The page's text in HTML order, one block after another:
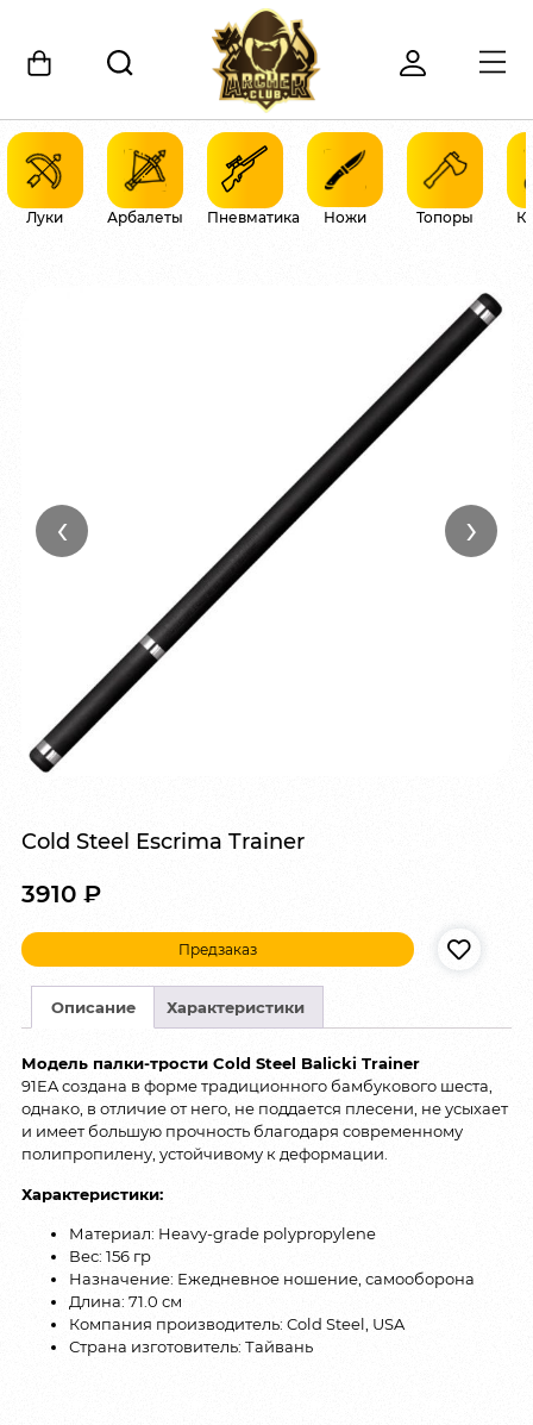
Луки Арбалеты Пневматика Ножи Топоры
‹ ›
Cold Steel Escrima Trainer
3910 ₽
Предзаказ
Описание Характеристики
Модель палки-трости Cold Steel Balicki Trainer
91EA создана в форме традиционного бамбукового шеста,
однако, в отличие от него, не поддается плесени, не усыхает
и имеет большую прочность благодаря современному
полипропилену, устойчивому к деформации.
Характеристики:
Материал: Heavy-grade polypropylene
Вес: 156 гр
Назначение: Ежедневное ношение, самооборона
Длина: 71.0 см
Компания производитель: Cold Steel, USA
Страна изготовитель: Тайвань